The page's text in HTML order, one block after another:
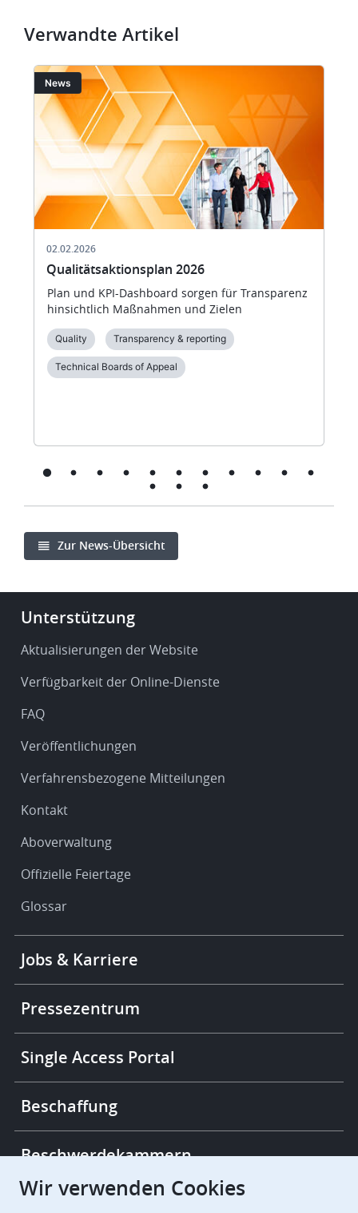
Verwandte Artikel
BildNews
02.02.2026
Qualitätsaktionsplan 2026
Plan und KPI-Dashboard sorgen für Transparenz
hinsichtlich Maßnahmen und Zielen
Quality Transparency & reporting
Technical Boards of Appeal
Zur News-Übersicht
Footer
Service
support
Unterstützung
Aktualisierungen der Website
Verfügbarkeit der Online-Dienste
FAQ
Veröffentlichungen
Verfahrensbezogene Mitteilungen
Kontakt
Aboverwaltung
Offizielle Feiertage
Glossar
More
links
Jobs & Karriere
Pressezentrum
Single Access Portal
Beschaffung
Beschwerdekammern
Wir verwenden Cookies